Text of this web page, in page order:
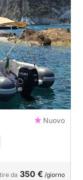
Nuovo
da 350 € /giorno